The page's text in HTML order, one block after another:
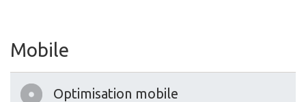
Mobile
Optimisation mobile